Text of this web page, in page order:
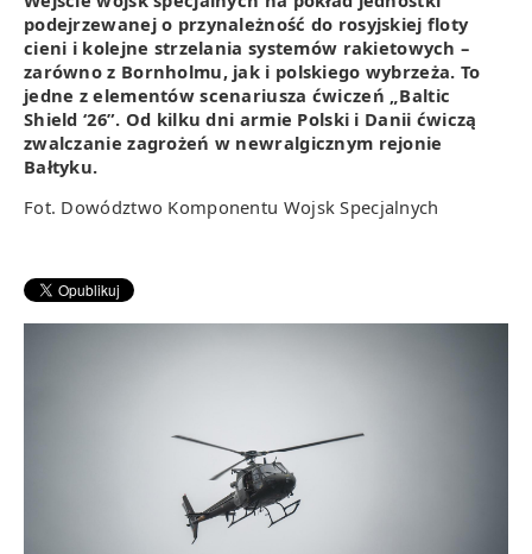
podejrzewanej o przynależność do rosyjskiej floty
cieni i kolejne strzelania systemów rakietowych –
zarówno z Bornholmu, jak i polskiego wybrzeża. To
jedne z elementów scenariusza ćwiczeń „Baltic
Shield ‘26”. Od kilku dni armie Polski i Danii ćwiczą
zwalczanie zagrożeń w newralgicznym rejonie
Bałtyku.
Fot. Dowództwo Komponentu Wojsk Specjalnych